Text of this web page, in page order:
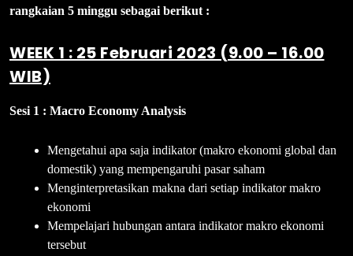
rangkaian 5 minggu sebagai berikut :
WEEK 1 : 25 Februari 2023 (9.00 – 16.00
WIB)
Sesi 1 : Macro Economy Analysis
Mengetahui apa saja indikator (makro ekonomi global dan
domestik) yang mempengaruhi pasar saham
Menginterpretasikan makna dari setiap indikator makro
ekonomi
Mempelajari hubungan antara indikator makro ekonomi
tersebut